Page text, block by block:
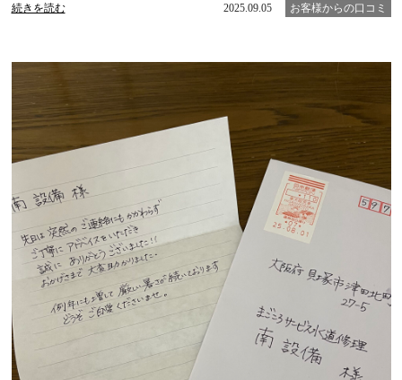
続きを読む 2025.09.05 お客様からの口コミ